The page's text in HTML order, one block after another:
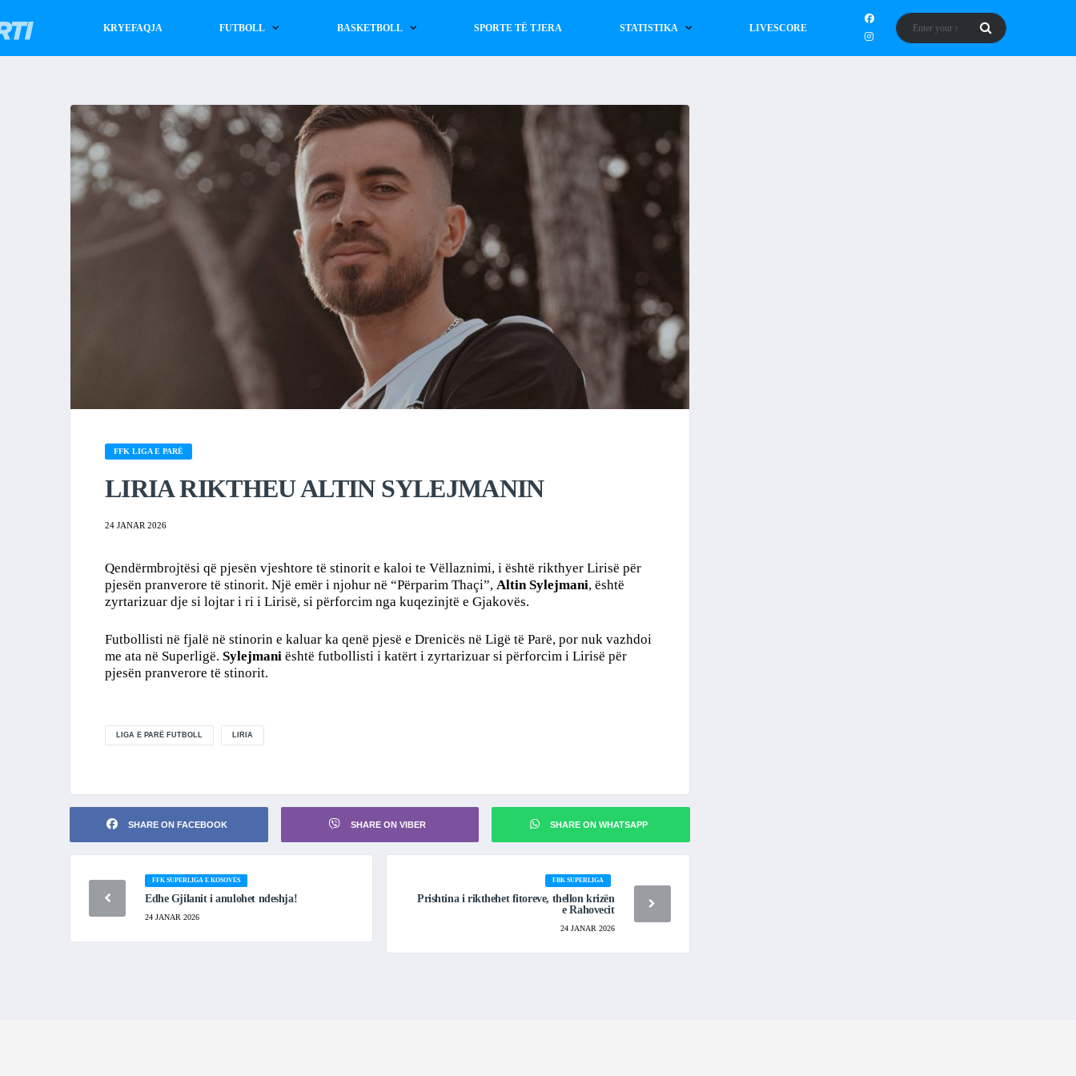
KRYEFAQJA FUTBOLL BASKETBOLL SPORTE TË TJERA STATISTIKA LIVESCORE
FFK LIGA E PARË
LIRIA RIKTHEU ALTIN SYLEJMANIN
24 JANAR 2026
Qendërmbrojtësi që pjesën vjeshtore të stinorit e kaloi te Vëllaznimi, i është rikthyer Lirisë për
pjesën pranverore të stinorit. Një emër i njohur në “Përparim Thaçi”, Altin Sylejmani, është
zyrtarizuar dje si lojtar i ri i Lirisë, si përforcim nga kuqezinjtë e Gjakovës.
Futbollisti në fjalë në stinorin e kaluar ka qenë pjesë e Drenicës në Ligë të Parë, por nuk vazhdoi
me ata në Superligë. Sylejmani është futbollisti i katërt i zyrtarizuar si përforcim i Lirisë për
pjesën pranverore të stinorit.
LIGA E PARË FUTBOLL LIRIA
SHARE ON FACEBOOK SHARE ON VIBER SHARE ON WHATSAPP
FFK SUPERLIGA E KOSOVËS
Edhe Gjilanit i anulohet ndeshja!
24 JANAR 2026
FBK SUPERLIGA
Prishtina i rikthehet fitoreve, thellon krizën
e Rahovecit
24 JANAR 2026